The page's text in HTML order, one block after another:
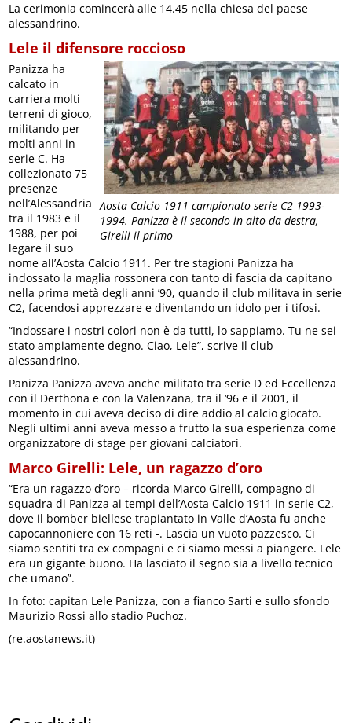
La cerimonia comincerà alle 14.45 nella chiesa del paese
alessandrino.
Lele il difensore roccioso
Aosta Calcio 1911 campionato serie C2 1993-
1994. Panizza è il secondo in alto da destra,
Girelli il primo
Panizza ha
calcato in
carriera molti
terreni di gioco,
militando per
molti anni in
serie C. Ha
collezionato 75
presenze
nell’Alessandria
tra il 1983 e il
1988, per poi
legare il suo
nome all’Aosta Calcio 1911. Per tre stagioni Panizza ha
indossato la maglia rossonera con tanto di fascia da capitano
nella prima metà degli anni ’90, quando il club militava in serie
C2, facendosi apprezzare e diventando un idolo per i tifosi.
“Indossare i nostri colori non è da tutti, lo sappiamo. Tu ne sei
stato ampiamente degno. Ciao, Lele”, scrive il club
alessandrino.
Panizza Panizza aveva anche militato tra serie D ed Eccellenza
con il Derthona e con la Valenzana, tra il ‘96 e il 2001, il
momento in cui aveva deciso di dire addio al calcio giocato.
Negli ultimi anni aveva messo a frutto la sua esperienza come
organizzatore di stage per giovani calciatori.
Marco Girelli: Lele, un ragazzo d’oro
“Era un ragazzo d’oro – ricorda Marco Girelli, compagno di
squadra di Panizza ai tempi dell’Aosta Calcio 1911 in serie C2,
dove il bomber biellese trapiantato in Valle d’Aosta fu anche
capocannoniere con 16 reti -. Lascia un vuoto pazzesco. Ci
siamo sentiti tra ex compagni e ci siamo messi a piangere. Lele
era un gigante buono. Ha lasciato il segno sia a livello tecnico
che umano”.
In foto: capitan Lele Panizza, con a fianco Sarti e sullo sfondo
Maurizio Rossi allo stadio Puchoz.
(re.aostanews.it)